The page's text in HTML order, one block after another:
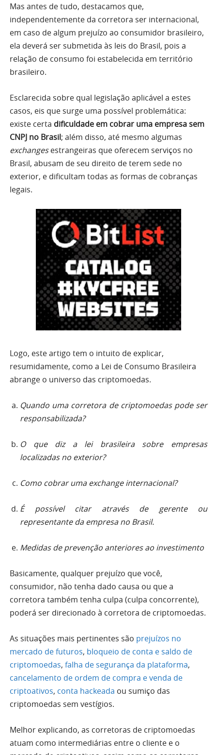
Mas antes de tudo, destacamos que,
independentemente da corretora ser internacional,
em caso de algum prejuízo ao consumidor brasileiro,
ela deverá ser submetida às leis do Brasil, pois a
relação de consumo foi estabelecida em território
brasileiro.
Esclarecida sobre qual legislação aplicável a estes
casos, eis que surge uma possível problemática:
existe certa dificuldade em cobrar uma empresa sem
CNPJ no Brasil; além disso, até mesmo algumas
exchangesestrangeiras que oferecem serviços no
Brasil, abusam de seu direito de terem sede no
exterior, e dificultam todas as formas de cobranças
legais.
Logo, este artigo tem o intuito de explicar,
resumidamente, como a Lei de Consumo Brasileira
abrange o universo das criptomoedas.
Quando uma corretora de criptomoedas pode ser
responsabilizada?
O que diz a lei brasileira sobre empresas
localizadas no exterior?
Como cobrar uma exchange internacional?
É possível citar através de gerente ou
representante da empresa no Brasil.
Medidas de prevenção anteriores ao investimento
Basicamente, qualquer prejuízo que você,
consumidor, não tenha dado causa ou que a
corretora também tenha culpa (culpa concorrente),
poderá ser direcionado à corretora de criptomoedas.
As situações mais pertinentes são prejuízos no
mercado de futuros, bloqueio de conta e saldo de
criptomoedas, falha de segurança da plataforma,
cancelamento de ordem de compra e venda de
criptoativos, conta hackeada ou sumiço das
criptomoedas sem vestígios.
Melhor explicando, as corretoras de criptomoedas
atuam como intermediárias entre o cliente e o